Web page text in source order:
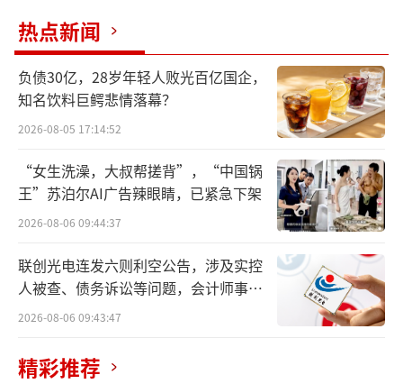
热点新闻
负债30亿，28岁年轻人败光百亿国企，
知名饮料巨鳄悲情落幕？
2026-08-05 17:14:52
“女生洗澡，大叔帮搓背”，“中国锅
王”苏泊尔AI广告辣眼睛，已紧急下架
2026-08-06 09:44:37
联创光电连发六则利空公告，涉及实控
人被查、债务诉讼等问题，会计师事务
所曾出具“保留意见”
2026-08-06 09:43:47
精彩推荐